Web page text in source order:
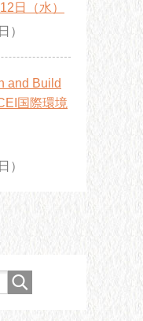
日（水）
）
and Build
国際環境
）